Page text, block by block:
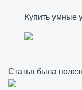
Купить умные
Статья была